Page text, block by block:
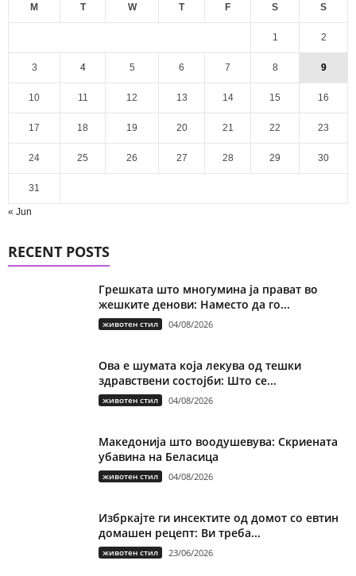
M T W T F S S
1 2
3 4 5 6 7 8 9
10 11 12 13 14 15 16
17 18 19 20 21 22 23
24 25 26 27 28 29 30
31
« Jun
RECENT POSTS
Грешката што многумина ја прават во
жешките денови: Наместо да го...
животен стил 04/08/2026
Ова е шумата која лекува од тешки
здравствени состојби: Што се...
животен стил 04/08/2026
Македонија што воодушевува: Скриената
убавина на Беласица
животен стил 04/08/2026
Избркајте ги инсектите од домот со евтин
домашен рецепт: Ви треба...
животен стил 23/06/2026